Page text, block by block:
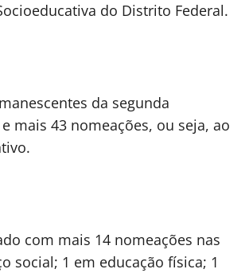
do Distrito Federal.
da segunda
mais 43 nomeações, ou seja, ao
com mais 14 nomeações nas
social; 1 em educação física; 1